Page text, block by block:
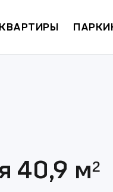
КВАРТИРЫ
40,9 м²